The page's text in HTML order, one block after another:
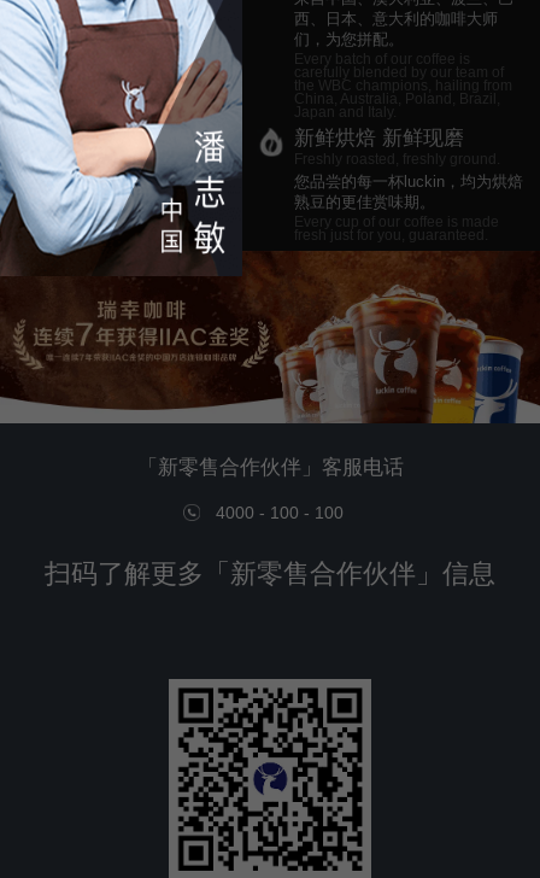
西、日本、意大利的咖啡大师
们，为您拼配。
Every batch of our coffee is
carefully blended by our team of
the WBC champions, hailing from
China, Australia, Poland, Brazil,
Japan and Italy.
新鲜烘焙 新鲜现磨
Freshly roasted, freshly ground.
您品尝的每一杯luckin，均为烘焙
熟豆的更佳赏味期。
Every cup of our coffee is made
fresh just for you, guaranteed.
「新零售合作伙伴」客服电话
4000 - 100 - 100
扫码了解更多「新零售合作伙伴」信息